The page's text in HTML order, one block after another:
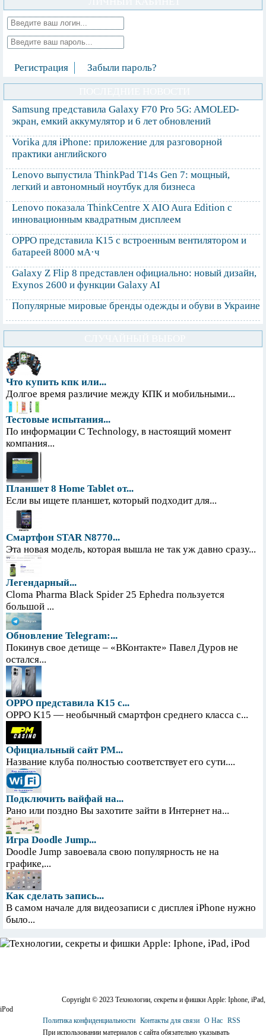
Регистрация Забыли пароль?
Samsung представила Galaxy F70 Pro 5G: AMOLED-
экран, емкий аккумулятор и 6 лет обновлений
Vorika для iPhone: приложение для разговорной
практики английского
Lenovo выпустила ThinkPad T14s Gen 7: мощный,
легкий и автономный ноутбук для бизнеса
Lenovo показала ThinkCentre X AIO Aura Edition с
инновационным квадратным дисплеем
OPPO представила K15 с встроенным вентилятором и
батареей 8000 мА·ч
Galaxy Z Flip 8 представлен официально: новый дизайн,
Exynos 2600 и функции Galaxy AI
Популярные мировые бренды одежды и обуви в Украине
Что купить кпк или...
Долгое время различие между КПК и мобильными...
Тестовые испытания...
По информации С Technology, в настоящий момент
компания...
Планшет 8 Home Tablet от...
Если вы ищете планшет, который подходит для...
Смартфон STAR N8770...
Эта новая модель, которая вышла не так уж давно сразу...
Легендарный...
Cloma Pharma Black Spider 25 Ephedra пользуется
большой ...
Обновление Telegram:...
Покинув свое детище – «ВКонтакте» Павел Дуров не
остался...
OPPO представила K15 с...
OPPO K15 — необычный смартфон среднего класса с...
Официальный сайт PM...
Название клуба полностью соответствует его сути....
Подключить вайфай на...
Рано или поздно Вы захотите зайти в Интернет на...
Игра Doodle Jump...
Doodle Jump завоевала свою популярность не на
графике,...
Как сделать запись...
В самом начале для видеозаписи с дисплея iPhone нужно
было...
Copyright © 2023 Технологии, секреты и фишки Apple: Iphone, iPad,
iPod
Политика конфиденциальности Контакты для связи О Нас RSS
При использовании материалов с сайта обязательно указывать